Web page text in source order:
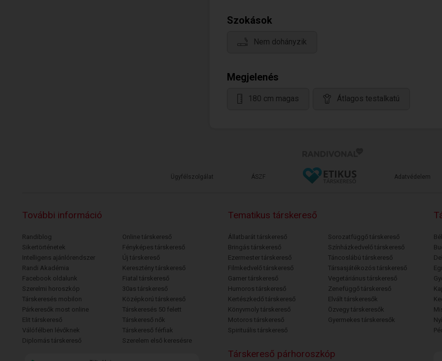
Szokások
Nem dohányzik
Megjelenés
180 cm magas Átlagos testalkatú
Ügyfélszolgálat ÁSZF Adatvédelem
További információ
Randiblog
Sikertörténetek
Intelligens ajánlórendszer
Randi Akadémia
Facebook oldalunk
Szerelmi horoszkóp
Társkeresés mobilon
Párkeresők most online
Elit társkereső
Válófélben lévőknek
Diplomás társkereső
Online társkereső
Fényképes társkereső
Új társkereső
Keresztény társkereső
Fiatal társkereső
30as társkereső
Középkorú társkereső
Társkeresés 50 felett
Társkereső nők
Társkereső férfiak
Szerelem első keresésre
Tematikus társkereső
Állatbarát társkereső
Bringás társkereső
Ezermester társkereső
Filmkedvelő társkereső
Gamer társkereső
Humoros társkereső
Kertészkedő társkereső
Könyvmoly társkereső
Motoros társkereső
Spirituális társkereső
Sorozatfüggő társkereső
Színházkedvelő társkereső
Táncoslábú társkereső
Társasjátékozós társkereső
Vegetáriánus társkereső
Zenefüggő társkereső
Elvált társkeresők
Özvegy társkeresők
Gyermekes társkeresők
Társkereső párhoroszkóp